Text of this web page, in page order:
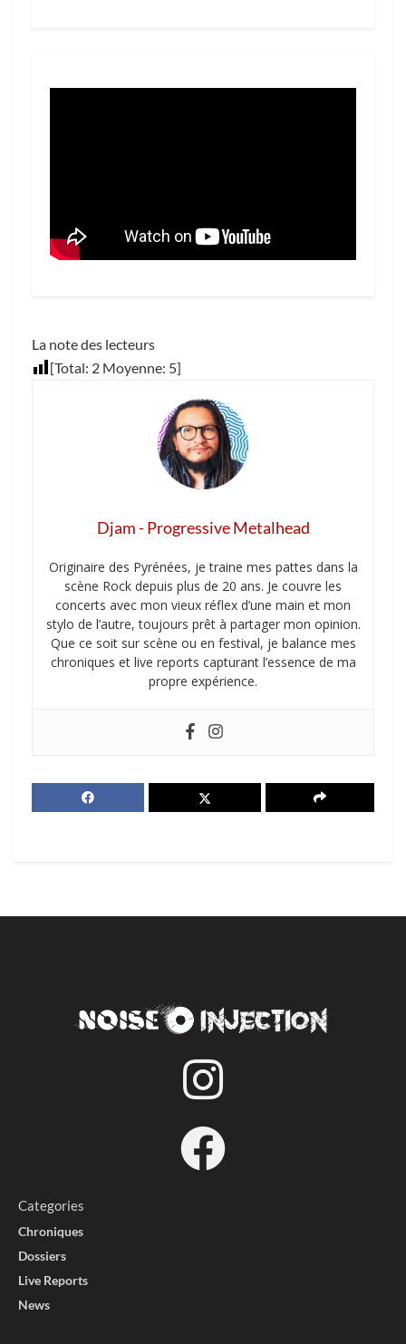
La note des lecteurs
[Total: 2 Moyenne: 5]
Djam - Progressive Metalhead
Originaire des Pyrénées, je traine mes pattes dans la
scène Rock depuis plus de 20 ans. Je couvre les
concerts avec mon vieux réflex d’une main et mon
stylo de l’autre, toujours prêt à partager mon opinion.
Que ce soit sur scène ou en festival, je balance mes
chroniques et live reports capturant l’essence de ma
propre expérience.
Categories
Chroniques
Dossiers
Live Reports
News